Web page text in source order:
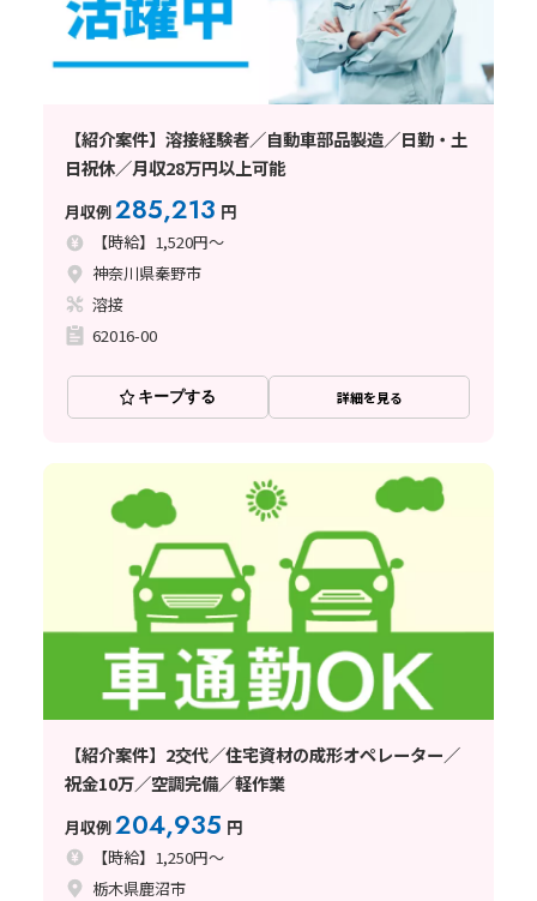
【紹介案件】溶接経験者／自動車部品製造／日勤・土
日祝休／月収28万円以上可能
月収例285,213 円
【時給】1,520円～
神奈川県秦野市
溶接
62016-00
キープする 詳細を見る
【紹介案件】2交代／住宅資材の成形オペレーター／
祝金10万／空調完備／軽作業
月収例204,935 円
【時給】1,250円～
栃木県鹿沼市